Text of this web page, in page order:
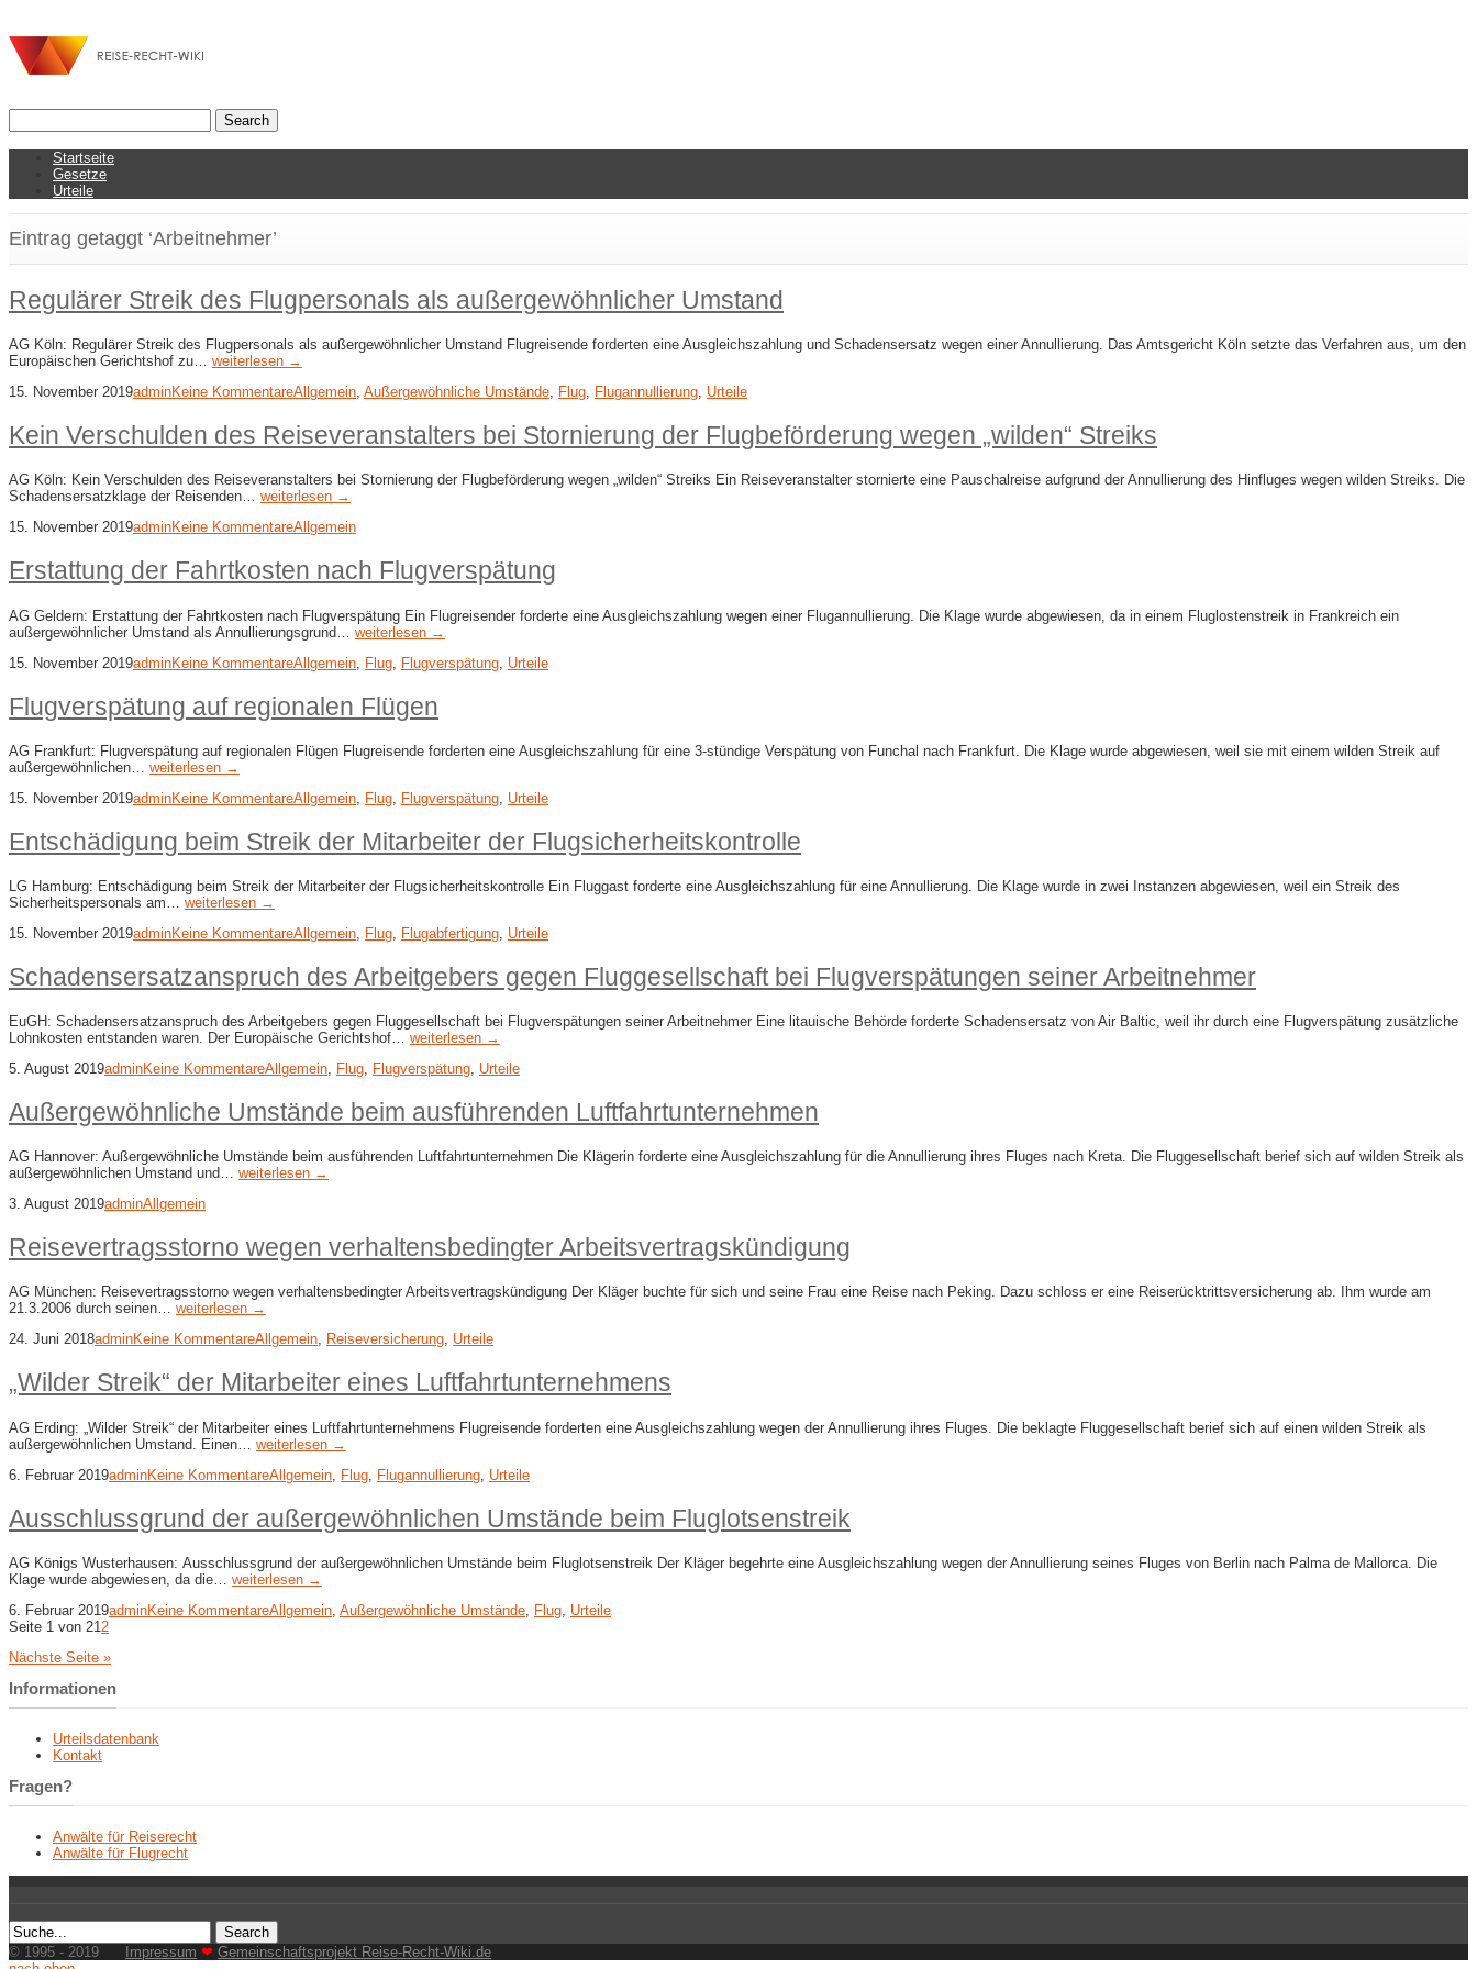
Startseite
Gesetze
Urteile
Eintrag getaggt ‘Arbeitnehmer’
Regulärer Streik des Flugpersonals als außergewöhnlicher Umstand
AG Köln: Regulärer Streik des Flugpersonals als außergewöhnlicher Umstand Flugreisende forderten eine Ausgleichszahlung und Schadensersatz wegen einer Annullierung. Das Amtsgericht Köln setzte das Verfahren aus, um den
Europäischen Gerichtshof zu… weiterlesen →
15. November 2019adminKeine KommentareAllgemein, Außergewöhnliche Umstände, Flug, Flugannullierung, Urteile
Kein Verschulden des Reiseveranstalters bei Stornierung der Flugbeförderung wegen „wilden“ Streiks
AG Köln: Kein Verschulden des Reiseveranstalters bei Stornierung der Flugbeförderung wegen „wilden“ Streiks Ein Reiseveranstalter stornierte eine Pauschalreise aufgrund der Annullierung des Hinfluges wegen wilden Streiks. Die
Schadensersatzklage der Reisenden… weiterlesen →
15. November 2019adminKeine KommentareAllgemein
Erstattung der Fahrtkosten nach Flugverspätung
AG Geldern: Erstattung der Fahrtkosten nach Flugverspätung Ein Flugreisender forderte eine Ausgleichszahlung wegen einer Flugannullierung. Die Klage wurde abgewiesen, da in einem Fluglostenstreik in Frankreich ein
außergewöhnlicher Umstand als Annullierungsgrund… weiterlesen →
15. November 2019adminKeine KommentareAllgemein Flug Flugverspätung Urteile
Flugverspätung auf regionalen Flügen
AG Frankfurt: Flugverspätung auf regionalen Flügen Flugreisende forderten eine Ausgleichszahlung für eine 3-stündige Verspätung von Funchal nach Frankfurt. Die Klage wurde abgewiesen, weil sie mit einem wilden Streik auf
außergewöhnlichen… weiterlesen →
15. November 2019adminKeine KommentareAllgemein Flug Flugverspätung Urteile
Entschädigung beim Streik der Mitarbeiter der Flugsicherheitskontrolle
LG Hamburg: Entschädigung beim Streik der Mitarbeiter der Flugsicherheitskontrolle Ein Fluggast forderte eine Ausgleichszahlung für eine Annullierung. Die Klage wurde in zwei Instanzen abgewiesen, weil ein Streik des
Sicherheitspersonals am… weiterlesen →
15. November 2019adminKeine KommentareAllgemein Flug Flugabfertigung Urteile
Schadensersatzanspruch des Arbeitgebers gegen Fluggesellschaft bei Flugverspätungen seiner Arbeitnehmer
EuGH: Schadensersatzanspruch des Arbeitgebers gegen Fluggesellschaft bei Flugverspätungen seiner Arbeitnehmer Eine litauische Behörde forderte Schadensersatz von Air Baltic, weil ihr durch eine Flugverspätung zusätzliche
Lohnkosten entstanden waren. Der Europäische Gerichtshof… weiterlesen →
5. August 2019adminKeine KommentareAllgemein, Flug, Flugverspätung, Urteile
Außergewöhnliche Umstände beim ausführenden Luftfahrtunternehmen
AG Hannover: Außergewöhnliche Umstände beim ausführenden Luftfahrtunternehmen Die Klägerin forderte eine Ausgleichszahlung für die Annullierung ihres Fluges nach Kreta. Die Fluggesellschaft berief sich auf wilden Streik als
außergewöhnlichen Umstand und… weiterlesen →
3. August 2019adminAllgemein
Reisevertragsstorno wegen verhaltensbedingter Arbeitsvertragskündigung
AG München: Reisevertragsstorno wegen verhaltensbedingter Arbeitsvertragskündigung Der Kläger buchte für sich und seine Frau eine Reise nach Peking. Dazu schloss er eine Reiserücktrittsversicherung ab. Ihm wurde am
21.3.2006 durch seinen… weiterlesen →
24. Juni 2018adminKeine KommentareAllgemein, Reiseversicherung, Urteile
„Wilder Streik“ der Mitarbeiter eines Luftfahrtunternehmens
AG Erding: „Wilder Streik“ der Mitarbeiter eines Luftfahrtunternehmens Flugreisende forderten eine Ausgleichszahlung wegen der Annullierung ihres Fluges. Die beklagte Fluggesellschaft berief sich auf einen wilden Streik als
außergewöhnlichen Umstand. Einen… weiterlesen →
6. Februar 2019adminKeine KommentareAllgemein Flug Flugannullierung Urteile
Ausschlussgrund der außergewöhnlichen Umstände beim Fluglotsenstreik
AG Königs Wusterhausen: Ausschlussgrund der außergewöhnlichen Umstände beim Fluglotsenstreik Der Kläger begehrte eine Ausgleichszahlung wegen der Annullierung seines Fluges von Berlin nach Palma de Mallorca. Die
Klage wurde abgewiesen, da die… weiterlesen →
6. Februar 2019adminKeine KommentareAllgemein Außergewöhnliche Umstände Flug Urteile
Seite 1 von 21 2
Nächste Seite »
Informationen
Urteilsdatenbank
Kontakt
Fragen?
Anwälte für Reiserecht
Anwälte für Flugrecht
© 1995 - 2019 Impressum ❤ Gemeinschaftsprojekt Reise-Recht-Wiki.de